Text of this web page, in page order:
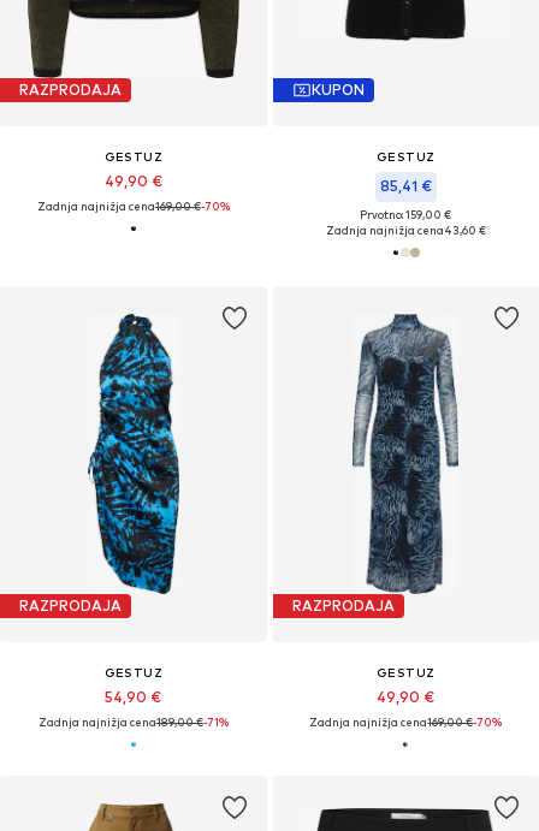
RAZPRODAJA
GESTUZ
49,90 €
Zadnja najnižja cena169,00 €-70%
KUPON
GESTUZ
85,41 €
Prvotno: 159,00 €
Zadnja najnižja cena43,60 €
RAZPRODAJA
GESTUZ
54,90 €
Zadnja najnižja cena189,00 €-71%
RAZPRODAJA
GESTUZ
49,90 €
Zadnja najnižja cena169,00 €-70%